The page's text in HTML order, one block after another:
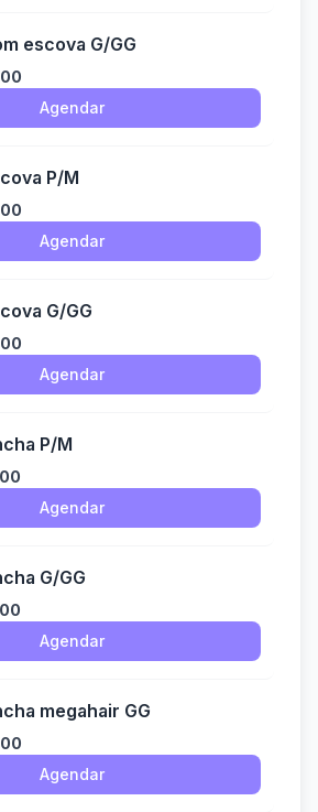
escova G/GG
Agendar
P/M
Agendar
G/GG
Agendar
P/M
Agendar
G/GG
Agendar
megahair GG
Agendar